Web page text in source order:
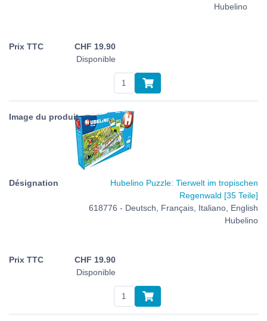
Hubelino
CHF 19.90
Disponible
Hubelino Puzzle: Tierwelt im tropischen
Regenwald [35 Teile]
618776 - Deutsch, Français, Italiano, English
Hubelino
CHF 19.90
Disponible